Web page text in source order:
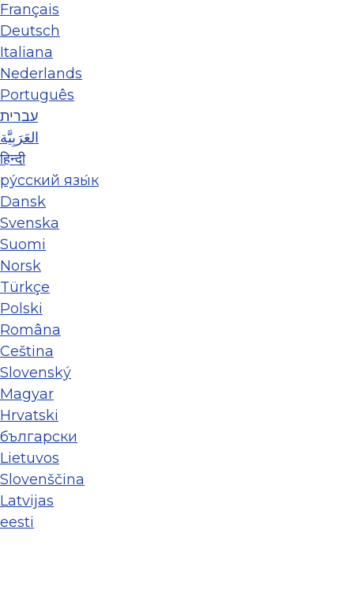
Français
Deutsch
Italiana
Nederlands
Português
עברית
العَرَبِيَّة
हिन्दी
ру́сский язы́к
Dansk
Svenska
Suomi
Norsk
Türkçe
Polski
Româna
Ceština
Slovenský
Magyar
Hrvatski
български
Lietuvos
Slovenščina
Latvijas
eesti